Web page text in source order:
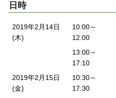
日時
2019年2月14日
(木)
10:00～
12:00
13:00～
17:10
2019年2月15日
(金)
10:30～
17:30